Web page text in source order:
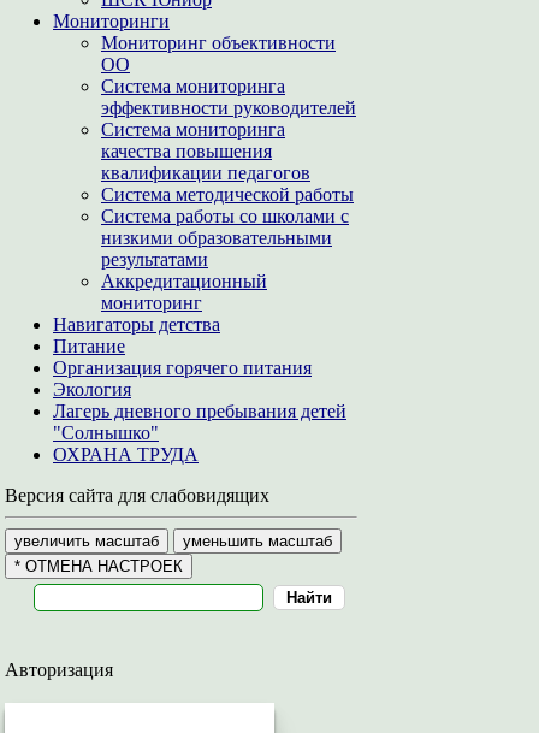
Мониторинги
Мониторинг объективности
ОО
Система мониторинга
эффективности руководителей
Система мониторинга
качества повышения
квалификации педагогов
Система методической работы
Система работы со школами с
низкими образовательными
результатами
Аккредитационный
мониторинг
Навигаторы детства
Питание
Организация горячего питания
Экология
Лагерь дневного пребывания детей
"Солнышко"
ОХРАНА ТРУДА
Версия сайта для слабовидящих
Авторизация